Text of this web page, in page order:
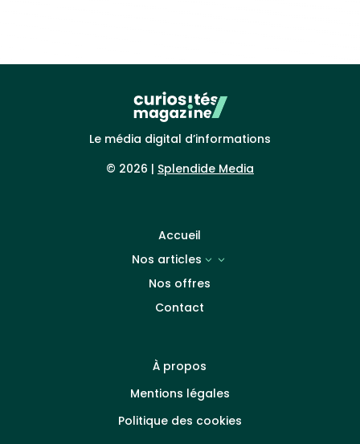
Le média digital d’informations
© 2026 | Splendide Media
Accueil
Nos articles
3
Nos offres
Contact
À propos
Mentions légales
Politique des cookies